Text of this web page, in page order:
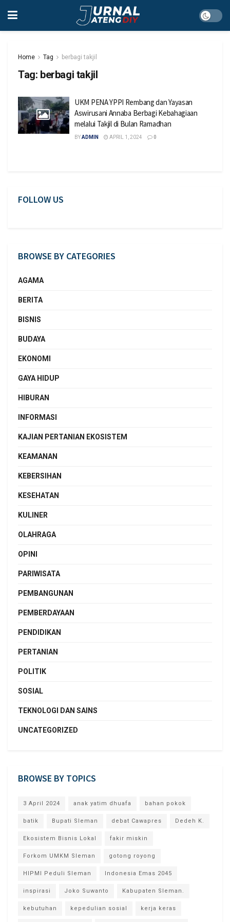
Home Tag berbagi takjil
Tag: berbagi takjil
UKM PENA YPPI Rembang dan Yayasan
Aswirusani Annaba Berbagi Kebahagiaan
melalui Takjil di Bulan Ramadhan
BYADMIN APRIL 1, 2024 0
FOLLOW US
BROWSE BY CATEGORIES
AGAMA
BERITA
BISNIS
BUDAYA
EKONOMI
GAYA HIDUP
HIBURAN
INFORMASI
KAJIAN PERTANIAN EKOSISTEM
KEAMANAN
KEBERSIHAN
KESEHATAN
KULINER
OLAHRAGA
OPINI
PARIWISATA
PEMBANGUNAN
PEMBERDAYAAN
PENDIDIKAN
PERTANIAN
POLITIK
SOSIAL
TEKNOLOGI DAN SAINS
UNCATEGORIZED
BROWSE BY TOPICS
3 April 2024 anak yatim dhuafa bahan pokok
batik Bupati Sleman debat Cawapres Dedeh K.
Ekosistem Bisnis Lokal fakir miskin
Forkom UMKM Sleman gotong royong
HIPMI Peduli Sleman Indonesia Emas 2045
inspirasi Joko Suwanto Kabupaten Sleman.
kebutuhan kepedulian sosial kerja keras